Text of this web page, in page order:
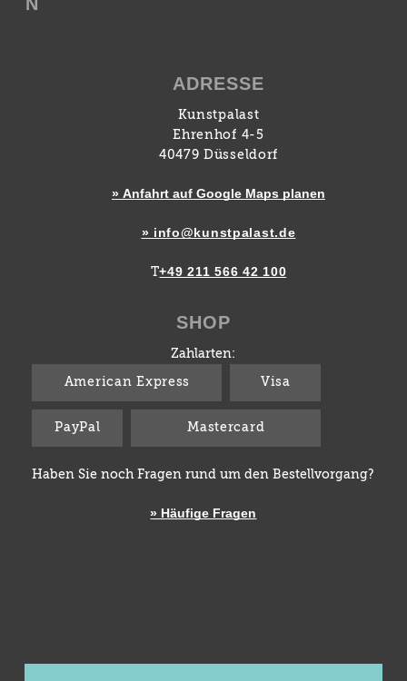
ADRESSE
Kunstpalast
Ehrenhof 4-5
40479 Düsseldorf
» Anfahrt auf Google Maps planen
» info@kunstpalast.de
T+49 211 566 42 100
SHOP
Zahlarten:
American Express Visa
PayPal Mastercard
Haben Sie noch Fragen rund um den Bestellvorgang?
» Häufige Fragen